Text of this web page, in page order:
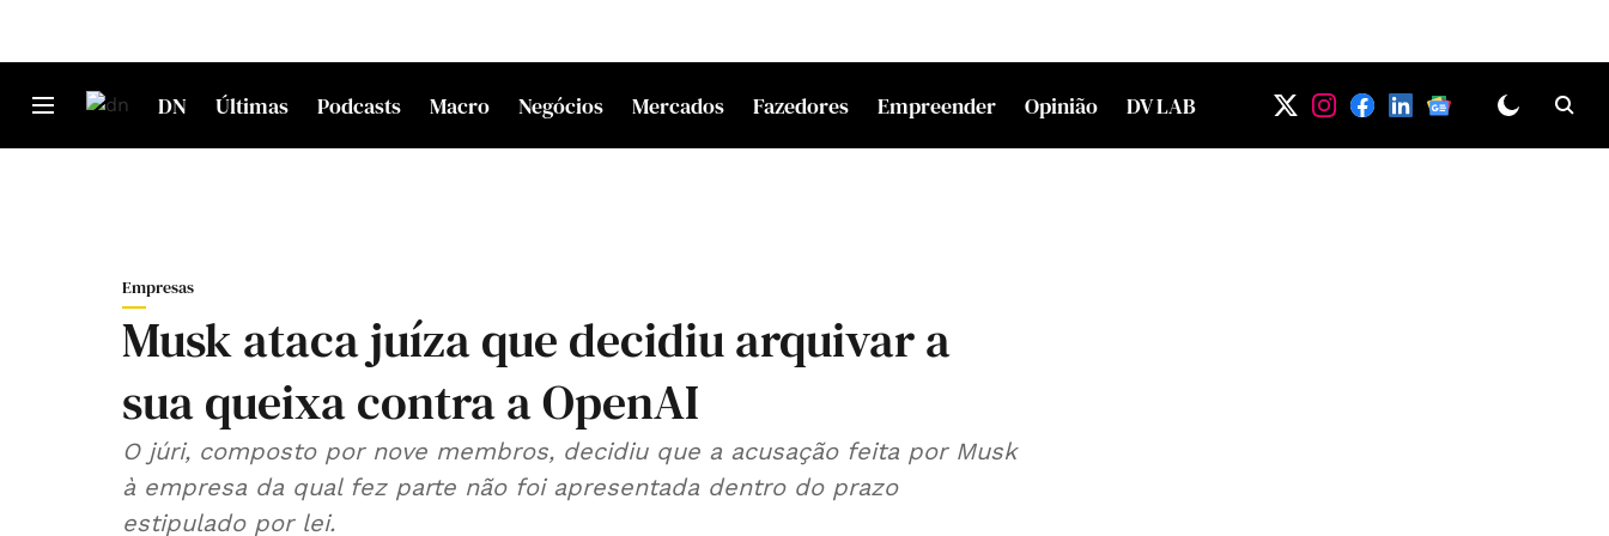
DN Últimas Podcasts Macro Negócios Mercados Fazedores Empreender Opinião DV LAB
Empresas
Musk ataca juíza que decidiu arquivar a
sua queixa contra a OpenAI
O júri, composto por nove membros, decidiu que a acusação feita por Musk
à empresa da qual fez parte não foi apresentada dentro do prazo
estipulado por lei.